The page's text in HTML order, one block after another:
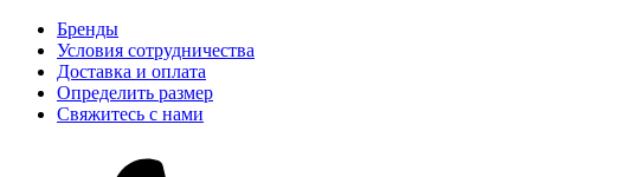
Бренды
Условия сотрудничества
Доставка и оплата
Определить размер
Свяжитесь с нами